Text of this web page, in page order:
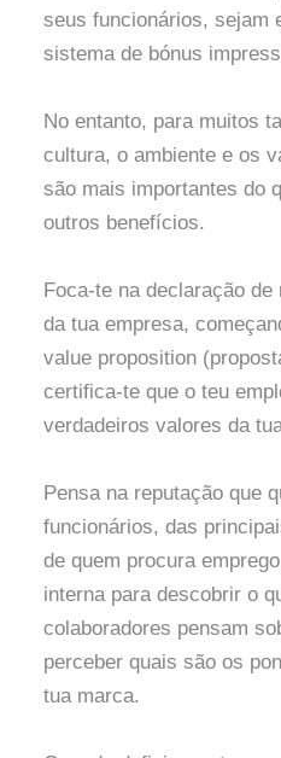
seus funcionários, sejam
sistema de bónus
No entanto, para muitos
cultura, o ambiente e os
são mais importantes do
outros benefícios.
Foca-te na declaração
da tua empresa,
value proposition
certifica-te que o teu
verdadeiros valores da
Pensa na reputação que
funcionários, das
de quem procura
interna para descobrir o
colaboradores pensam
perceber quais são os
tua marca.